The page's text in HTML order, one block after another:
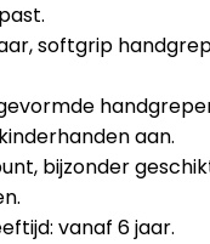
softgrip
aan.
bijzonder
vanaf 6 jaar.